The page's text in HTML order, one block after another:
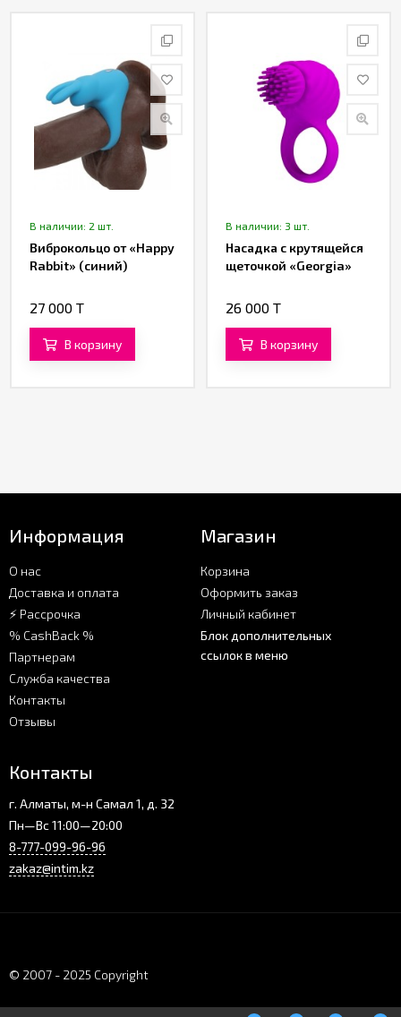
В наличии: 2 шт.
Виброкольцо от «Happy
Rabbit» (синий)
27 000 T
В корзину
В наличии: 3 шт.
Насадка с крутящейся
щеточкой «Georgia»
26 000 T
В корзину
Информация
О нас
Доставка и оплата
⚡ Рассрочка
% CashBack %
Партнерам
Служба качества
Контакты
Отзывы
Магазин
Корзина
Оформить заказ
Личный кабинет
Блок дополнительных
ссылок в меню
Контакты
г. Алматы, м-н Самал 1, д. 32
Пн—Вс 11:00—20:00
8-777-099-96-96
zakaz@intim.kz
© 2007 - 2025 Copyright